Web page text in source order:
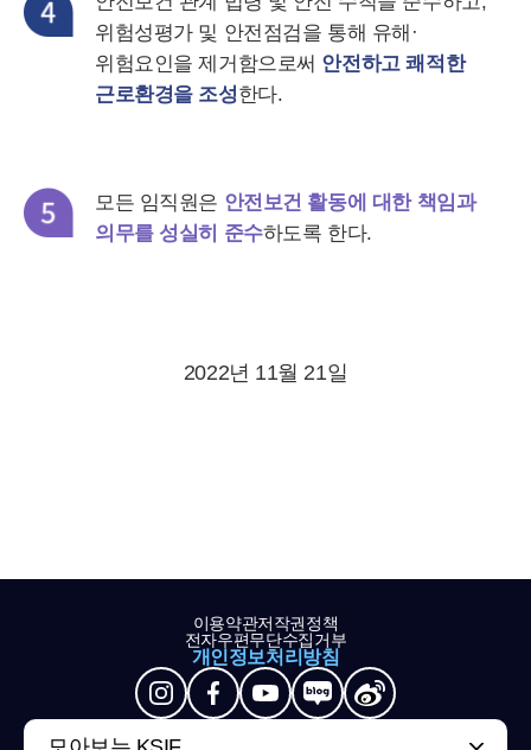
위험성평가 및 안전점검을 통해 유해·
위험요인을 제거함으로써 안전하고 쾌적한
근로환경을 조성한다.
모든 임직원은 안전보건 활동에 대한 책임과
의무를 성실히 준수하도록 한다.
2022년 11월 21일
이용약관저작권정책
전자우편무단수집거부
개인정보처리방침